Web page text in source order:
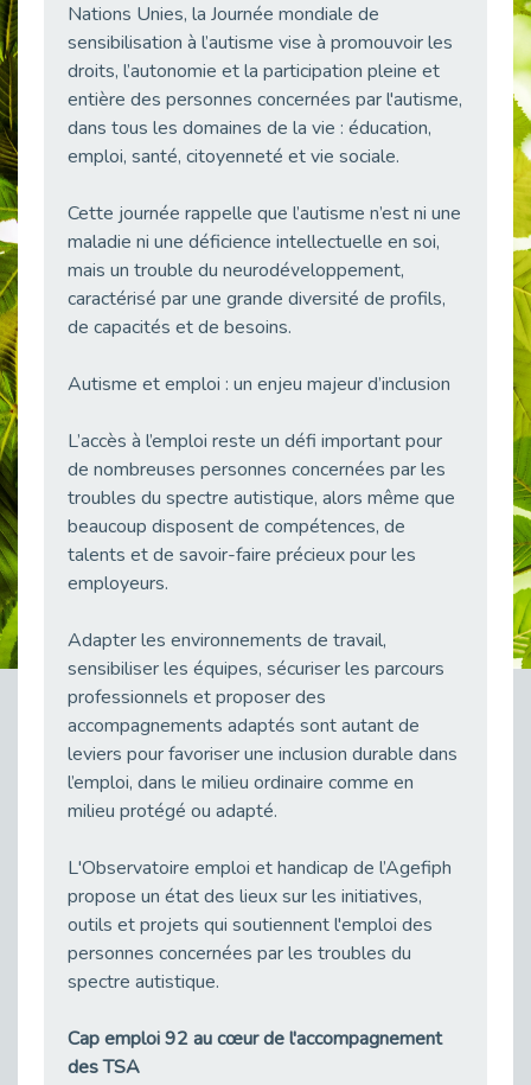
Publié le 04/05/2026
Le taux d’emploi direct dans la fonction publique dépasse 6 % en 2025
Publié le 04/05/2026
L'alternance : un tremplin vers l'emploi aussi pour les personnes en situation de handicap
Publié le 01/05/2026
Témoignage : Le parcours de Marc, 44 ans
L’Aménagement Raisonnable : Un Levier pour l’Équité
Publié le 29/04/2026
28 avril : Agir ensemble pour une culture de prévention au travail
Mobilisation pour l’alternance et le handicap
Handicap moteur et emploi : réussir ses recrutements vidéo
Publié le 23/04/2026
Publié le 20/04/2026
[RETOUR SUR] Une session de recrutement inclusive réussie à Asnières !
Publié le 20/04/2026
Emploi et Handicap : Une alliance de style entre Cap Emploi 92 et La Cravate Solidaire
Publié le 20/04/2026
Publié le 13/04/2026
Recrutement et Handicap : Et si vous testiez avant de vous engager ?
Publié le 13/04/2026
L’alternance pour tous : Cap Emploi 92 et Seine Ouest Entreprise et Emploi mobilisés à Boulogne-Billancourt
Publié le 11/04/2026
Nations Unies, la Journée mondiale de
sensibilisation à l’autisme vise à promouvoir les
droits, l’autonomie et la participation pleine et
entière des personnes concernées par l'autisme,
dans tous les domaines de la vie : éducation,
emploi, santé, citoyenneté et vie sociale.
Cette journée rappelle que l’autisme n’est ni une
maladie ni une déficience intellectuelle en soi,
mais un trouble du neurodéveloppement,
caractérisé par une grande diversité de profils,
de capacités et de besoins.
Autisme et emploi : un enjeu majeur d’inclusion
L’accès à l’emploi reste un défi important pour
de nombreuses personnes concernées par les
troubles du spectre autistique, alors même que
beaucoup disposent de compétences, de
talents et de savoir-faire précieux pour les
employeurs.
Adapter les environnements de travail,
sensibiliser les équipes, sécuriser les parcours
professionnels et proposer des
accompagnements adaptés sont autant de
leviers pour favoriser une inclusion durable dans
l’emploi, dans le milieu ordinaire comme en
milieu protégé ou adapté.
L'Observatoire emploi et handicap de l’Agefiph
propose un état des lieux sur les initiatives,
outils et projets qui soutiennent l'emploi des
personnes concernées par les troubles du
spectre autistique.
Cap emploi 92 au cœur de l'accompagnement
des TSA